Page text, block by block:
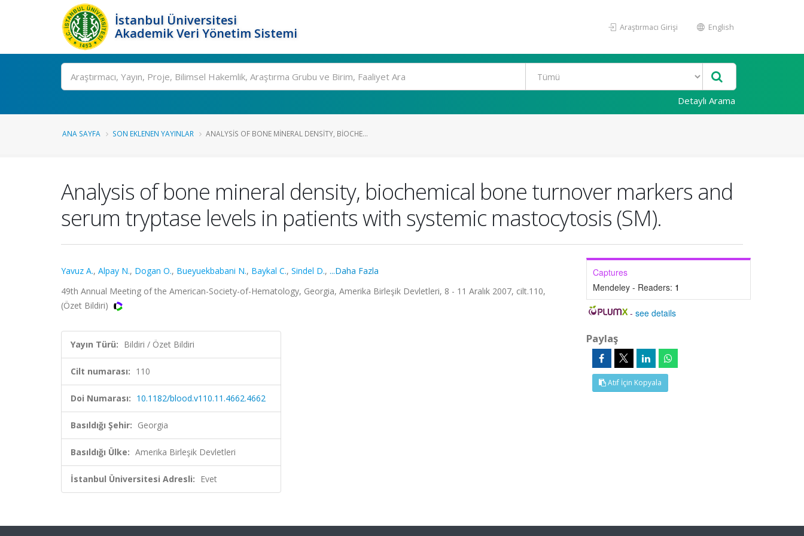
İstanbul Üniversitesi
Akademik Veri Yönetim Sistemi
Araştırmacı Girişi English
Ara
Detaylı Arama
ANA SAYFA SON EKLENEN YAYINLAR ANALYSIS OF BONE MINERAL DENSITY, BIOCHE...
Analysis of bone mineral density, biochemical bone turnover markers and
serum tryptase levels in patients with systemic mastocytosis (SM).
Yavuz A., Alpay N., Dogan O., Bueyuekbabani N., Baykal C., Sindel D., ...Daha Fazla
49th Annual Meeting of the American-Society-of-Hematology, Georgia, Amerika Birleşik Devletleri, 8 - 11 Aralık 2007, cilt.110,
(Özet Bildiri)
Yayın Türü: Bildiri / Özet Bildiri
Cilt numarası: 110
Doi Numarası: 10.1182/blood.v110.11.4662.4662
Basıldığı Şehir: Georgia
Basıldığı Ülke: Amerika Birleşik Devletleri
İstanbul Üniversitesi Adresli: Evet
Captures
Mendeley - Readers: 1
-see details
Paylaş
Atıf İçin Kopyala